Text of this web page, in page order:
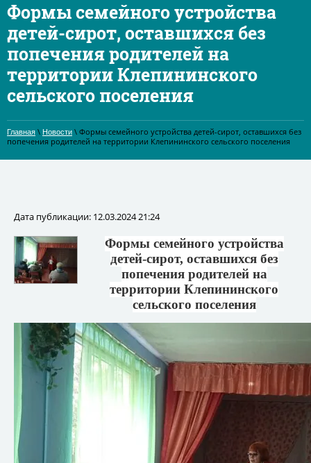
Формы семейного устройства
детей-сирот, оставшихся без
попечения родителей на
территории Клепининского
сельского поселения
Главная \ Новости \ Формы семейного устройства детей-сирот, оставшихся без
попечения родителей на территории Клепининского сельского поселения
Дата публикации: 12.03.2024 21:24
Формы семейного устройства
детей-сирот, оставшихся без
попечения родителей на
территории Клепининского
сельского поселения